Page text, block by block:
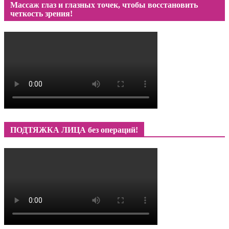
Массаж глаз и глазных точек, чтобы восстановить
четкость зрения!
ПОДТЯЖКА ЛИЦА без операций!